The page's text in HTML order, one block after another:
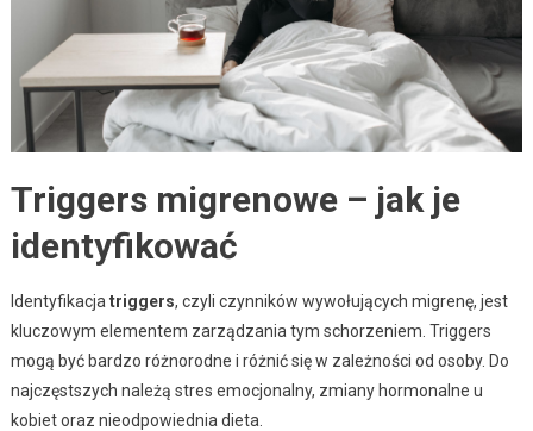
Triggers migrenowe – jak je
identyfikować
Identyfikacja triggers, czyli czynników wywołujących migrenę, jest
kluczowym elementem zarządzania tym schorzeniem. Triggers
mogą być bardzo różnorodne i różnić się w zależności od osoby. Do
najczęstszych należą stres emocjonalny, zmiany hormonalne u
kobiet oraz nieodpowiednia dieta.